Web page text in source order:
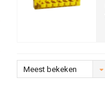
Meest bekeken